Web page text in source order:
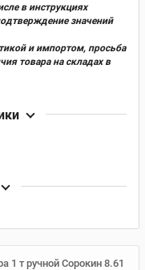
в инструкциях
значений
и импортом, просьба
товара на складах в
1 т ручной Сорокин 8.61